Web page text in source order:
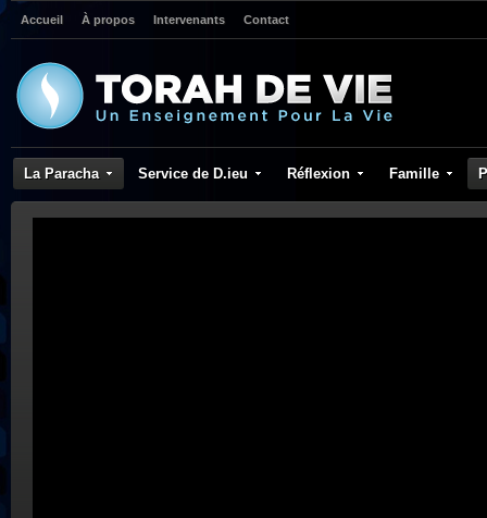
Accueil À propos Intervenants Contact
La Paracha Service de D.ieu Réflexion Famille